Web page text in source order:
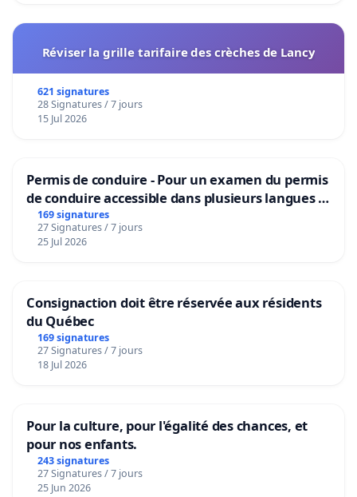
Réviser la grille tarifaire des crèches de Lancy
621 signatures
28 Signatures / 7 jours
15 Jul 2026
Permis de conduire - Pour un examen du permis
de conduire accessible dans plusieurs langues à
Bruxelles
169 signatures
27 Signatures / 7 jours
25 Jul 2026
Consignaction doit être réservée aux résidents
du Québec
169 signatures
27 Signatures / 7 jours
18 Jul 2026
Pour la culture, pour l'égalité des chances, et
pour nos enfants.
243 signatures
27 Signatures / 7 jours
25 Jun 2026